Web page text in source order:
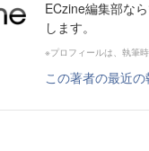
ECzine編集部な
します。
※プロフィールは、執筆
この著者の最近